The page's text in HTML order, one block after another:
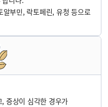
부민, 락토페린, 유청 등으로
증상이 심각한 경우가